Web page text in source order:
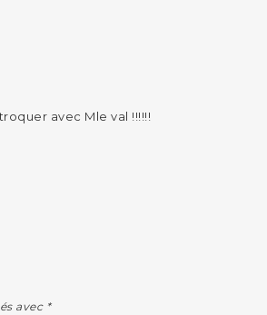
avec Mle val !!!!!!
avec *